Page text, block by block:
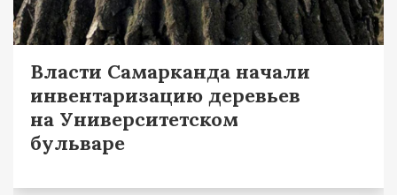
Власти Самарканда начали
инвентаризацию деревьев
на Университетском
бульваре